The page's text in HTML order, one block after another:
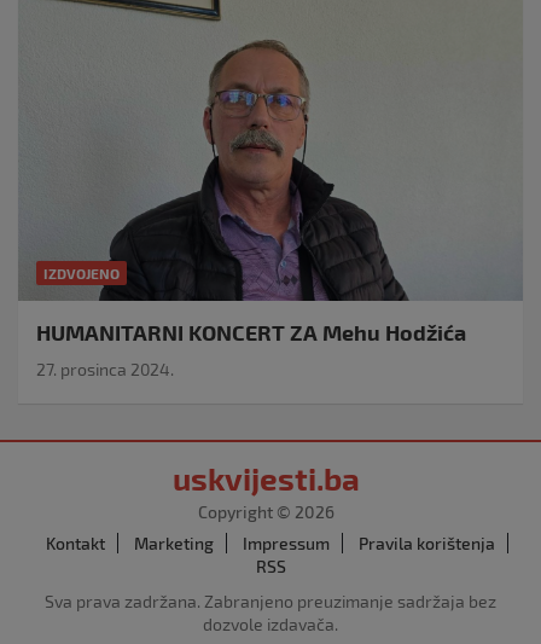
IZDVOJENO
HUMANITARNI KONCERT ZA Mehu Hodžića
27. prosinca 2024.
uskvijesti.ba
Copyright © 2026
Kontakt
Marketing Impressum
Pravila korištenja
RSS
Sva prava zadržana. Zabranjeno preuzimanje sadržaja bez
dozvole izdavača.